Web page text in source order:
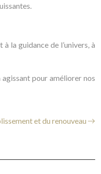
la guidance de l’univers, à
pour améliorer nos
et du renouveau